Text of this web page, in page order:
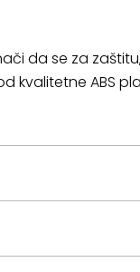
da se za
ABS